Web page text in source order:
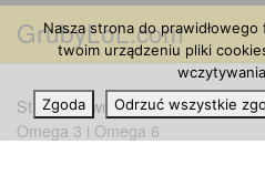
Przejdź do treści
GrubyLoL.com
Strona główna » Ciekawostki »
Omega 3 i Omega 6
Nasza strona do
twoim urządzeniu pliki
Zgoda
Odrzuć wszystkie